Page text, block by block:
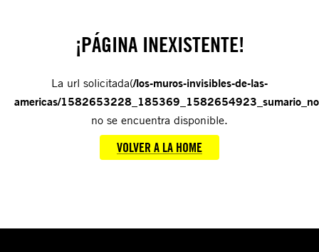
¡PÁGINA INEXISTENTE!
La url solicitada(/los-muros-invisibles-de-las-
americas/
no se encuentra disponible.
VOLVER A LA HOME